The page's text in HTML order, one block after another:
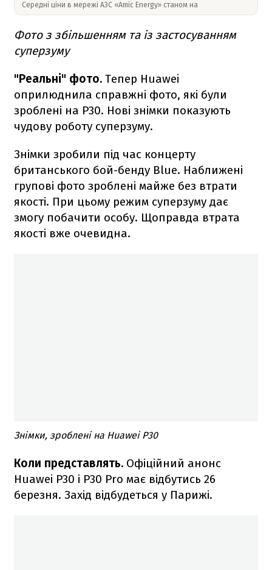
Середні ціни в мережі АЗС «Amic Energy» станом на
Фото з збільшенням та із застосуванням
суперзуму
"Реальні" фото. Тепер Huawei
оприлюднила справжні фото, які були
зроблені на P30. Нові знімки показують
чудову роботу суперзуму.
Знімки зробили під час концерту
британського бой-бенду Blue. Наближені
групові фото зроблені майже без втрати
якості. При цьому режим суперзуму дає
змогу побачити особу. Щоправда втрата
якості вже очевидна.
Знімки, зроблені на Huawei P30
Коли представлять. Офіційний анонс
Huawei P30 і P30 Pro має відбутись 26
березня. Захід відбудеться у Парижі.